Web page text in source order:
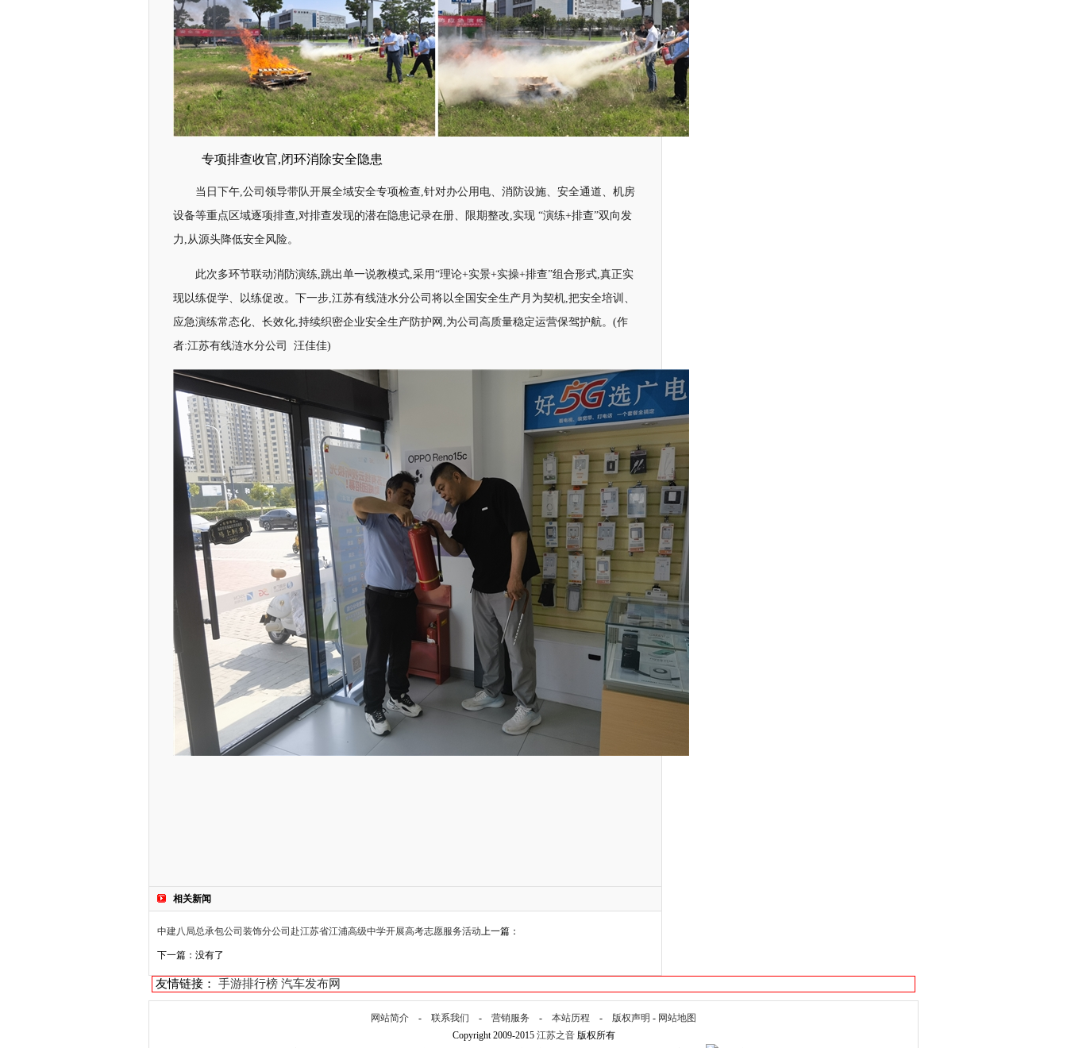
专项排查收官,闭环消除安全隐患
当日下午,公司领导带队开展全域安全专项检查,针对办公用电、消防设施、安全通道、机房
设备等重点区域逐项排查,对排查发现的潜在隐患记录在册、限期整改,实现 “演练+排查”双向发
力,从源头降低安全风险。
此次多环节联动消防演练,跳出单一说教模式,采用“理论+实景+实操+排查”组合形式,真正实
现以练促学、以练促改。下一步,江苏有线涟水分公司将以全国安全生产月为契机,把安全培训、
应急演练常态化、长效化,持续织密企业安全生产防护网,为公司高质量稳定运营保驾护航。(作
者:江苏有线涟水分公司 汪佳佳)
相关新闻
上一篇：
中建八局总承包公司装饰分公司赴江苏省江浦高级中学开展高考志愿服务活动
下一篇：没有了
友情链接： 手游排行榜 汽车发布网
网站简介 - 联系我们 - 营销服务 - 本站历程 - 版权声明 - 网站地图
Copyright 2009-2015 江苏之音版权所有